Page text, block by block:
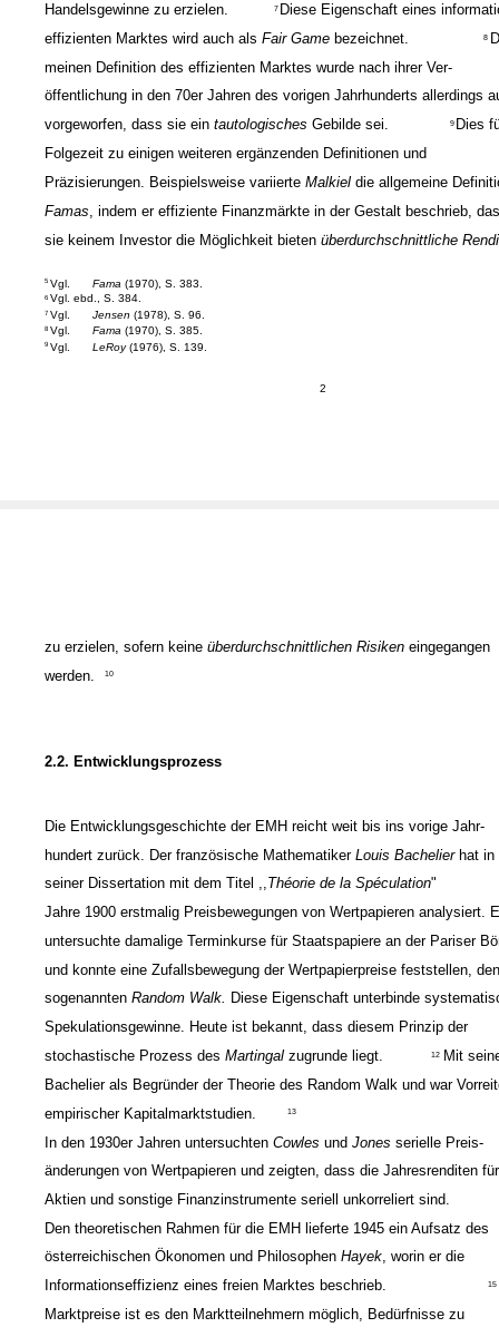
Handelsgewinne zu erzielen.
7 Diese Eigenschaft eines
effizienten Marktes wird auch alsFair Game bezeichnet. 8
meinen Definition des effizienten Marktes wurde nach ihrer Ver-
öffentlichung in den 70er Jahren des vorigen Jahrhunderts allerdings
vorgeworfen, dass sie eintautologisches Gebilde sei. 9 Dies
Folgezeit zu einigen weiteren ergänzenden Definitionen und
Präzisierungen. Beispielsweise variierteMalkiel die allgemeine
Famas , indem er effiziente Finanzmärkte in der Gestalt beschrieb,
sie keinem Investor die Möglichkeit bietenüberdurchschnittliche
5 Vgl. Fama (1970), S. 383.
6 Vgl. ebd., S. 384.
7 Vgl. Jensen (1978), S. 96.
8 Vgl. Fama (1970), S. 385.
9 Vgl. LeRoy(1976), S. 139.
2
zu erzielen, sofern keineüberdurchschnittlichen Risiken eingegangen
werden.
10
2.2. Entwicklungsprozess
Die Entwicklungsgeschichte der EMH reicht weit bis ins vorige Jahr-
hundert zurück. Der französische MathematikerLouis Bachelierhat in
seiner Dissertation mit dem Titel ,,Théorie de la Spéculation"
Jahre 1900 erstmalig Preisbewegungen von Wertpapieren analysiert.
untersuchte damalige Terminkurse für Staatspapiere an der Pariser
und konnte eine Zufallsbewegung der Wertpapierpreise feststellen,
sogenanntenRandom Walk. Diese Eigenschaft unterbinde
Spekulationsgewinne. Heute ist bekannt, dass diesem Prinzip der
stochastische Prozess desMartingal zugrunde liegt. 12 Mit
Bachelier als Begründer der Theorie des Random Walk und war
empirischer Kapitalmarktstudien.
13
In den 1930er Jahren untersuchtenCowles undJones serielle Preis-
änderungen von Wertpapieren und zeigten, dass die Jahresrenditen für
Aktien und sonstige Finanzinstrumente seriell unkorreliert sind.
Den theoretischen Rahmen für die EMH lieferte 1945 ein Aufsatz des
österreichischen Ökonomen und PhilosophenHayek, worin er die
Informationseffizienz eines freien Marktes beschrieb.
15
Marktpreise ist es den Marktteilnehmern möglich, Bedürfnisse zu